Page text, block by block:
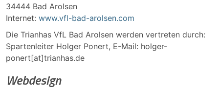
34444 Bad Arolsen
Internet: www.vfl-bad-arolsen.com
Die Trianhas VfL Bad Arolsen werden vertreten durch:
Spartenleiter Holger Ponert, E-Mail: holger-
ponert[at]trianhas.de
Webdesign